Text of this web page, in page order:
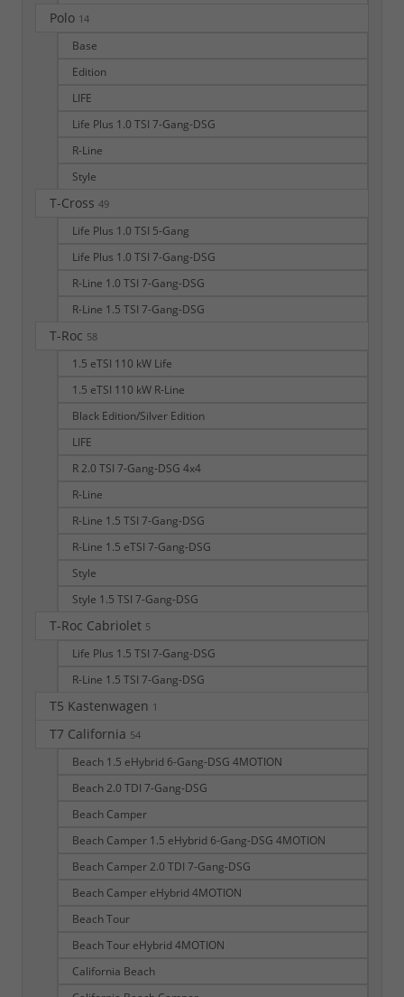
Polo 14
Base
Edition
LIFE
Life Plus 1.0 TSI 7-Gang-DSG
R-Line
Style
T-Cross 49
Life Plus 1.0 TSI 5-Gang
Life Plus 1.0 TSI 7-Gang-DSG
R-Line 1.0 TSI 7-Gang-DSG
R-Line 1.5 TSI 7-Gang-DSG
T-Roc 58
1.5 eTSI 110 kW Life
1.5 eTSI 110 kW R-Line
Black Edition/Silver Edition
LIFE
R 2.0 TSI 7-Gang-DSG 4x4
R-Line
R-Line 1.5 TSI 7-Gang-DSG
R-Line 1.5 eTSI 7-Gang-DSG
Style
Style 1.5 TSI 7-Gang-DSG
T-Roc Cabriolet 5
Life Plus 1.5 TSI 7-Gang-DSG
R-Line 1.5 TSI 7-Gang-DSG
T5 Kastenwagen 1
T7 California 54
Beach 1.5 eHybrid 6-Gang-DSG 4MOTION
Beach 2.0 TDI 7-Gang-DSG
Beach Camper
Beach Camper 1.5 eHybrid 6-Gang-DSG 4MOTION
Beach Camper 2.0 TDI 7-Gang-DSG
Beach Camper eHybrid 4MOTION
Beach Tour
Beach Tour eHybrid 4MOTION
California Beach